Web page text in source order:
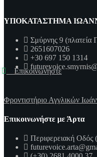
ΥΠΟΚΑΤΑΣΤΗΜΑ
Σμύρνης 9 (πλατεία
2651607026
+30 697 150 1314
Επικοινωνήστε
Φροντιστήριο Αγγλικών
Επικοινωνήστε με Άρτα
Περιφερειακή Οδός